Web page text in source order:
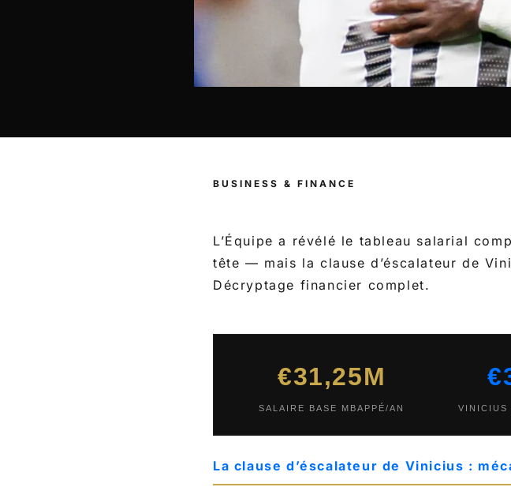
BUSINESS & FINANCE
L’Équipe a révélé le tableau salarial
tête — mais la clause d’éscalateur de
Décryptage financier complet.
€31,25M
SALAIRE BASE MBAPPÉ/AN VINICIUS
La clause d’éscalateur de Vinicius :